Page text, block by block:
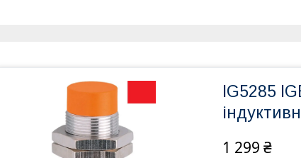
IG5285
1 299 ₴